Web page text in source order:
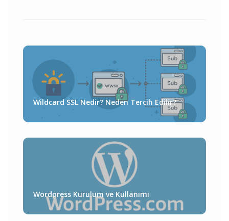
Wildcard SSL Nedir? Neden Tercih Edilir?
Wordpress Kurulum ve Kullanımı